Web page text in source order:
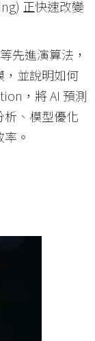
正快速改變
先進演算法，
，並說明如何
，將 AI 預測
、模型優化
。